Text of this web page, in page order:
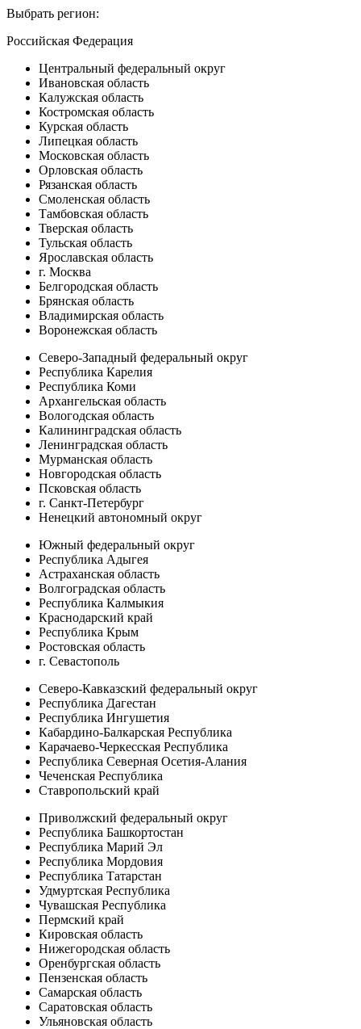
Выбрать регион:
Российская Федерация
Центральный федеральный округ
Ивановская область
Калужская область
Костромская область
Курская область
Липецкая область
Московская область
Орловская область
Рязанская область
Смоленская область
Тамбовская область
Тверская область
Тульская область
Ярославская область
г. Москва
Белгородская область
Брянская область
Владимирская область
Воронежская область
Северо-Западный федеральный округ
Республика Карелия
Республика Коми
Архангельская область
Вологодская область
Калининградская область
Ленинградская область
Мурманская область
Новгородская область
Псковская область
г. Санкт-Петербург
Ненецкий автономный округ
Южный федеральный округ
Республика Адыгея
Астраханская область
Волгоградская область
Республика Калмыкия
Краснодарский край
Республика Крым
Ростовская область
г. Севастополь
Северо-Кавказский федеральный округ
Республика Дагестан
Республика Ингушетия
Кабардино-Балкарская Республика
Карачаево-Черкесская Республика
Республика Северная Осетия-Алания
Чеченская Республика
Ставропольский край
Приволжский федеральный округ
Республика Башкортостан
Республика Марий Эл
Республика Мордовия
Республика Татарстан
Удмуртская Республика
Чувашская Республика
Пермский край
Кировская область
Нижегородская область
Оренбургская область
Пензенская область
Самарская область
Саратовская область
Ульяновская область